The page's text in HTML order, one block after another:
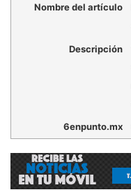
Nombre del artículo
Descripción
6enpunto.mx